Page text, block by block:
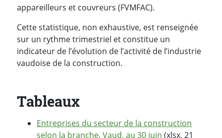
appareilleurs et couvreurs (FVMFAC).
Cette statistique, non exhaustive, est renseignée
sur un rythme trimestriel et constitue un
indicateur de l’évolution de l’activité de l’industrie
vaudoise de la construction.
Tableaux
Entreprises du secteur de la construction
selon la branche, Vaud, au 30 juin (xlsx, 21